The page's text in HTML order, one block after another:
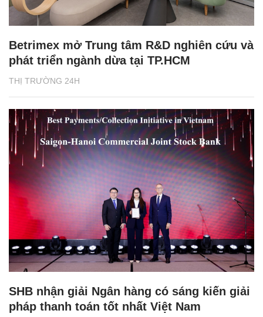
THỊ TRƯỜNG 24H
Betrimex mở Trung tâm R&D nghiên cứu và
phát triển ngành dừa tại TP.HCM
SHB nhận giải Ngân hàng có sáng kiến giải
pháp thanh toán tốt nhất Việt Nam